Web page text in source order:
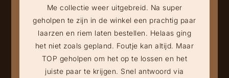
Me collectie weer uitgebreid. Na super
geholpen te zijn in de winkel een prachtig paar
laarzen en riem laten bestellen. Helaas ging
het niet zoals gepland. Foutje kan altijd. Maar
TOP geholpen om het op te lossen en het
juiste paar te krijgen. Snel antwoord via